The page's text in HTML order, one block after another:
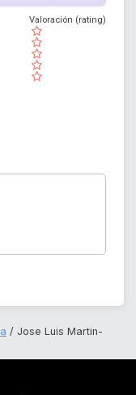
( )
( )
( )
( )
( )
Valoración (rating)
Jose Luis Martin-